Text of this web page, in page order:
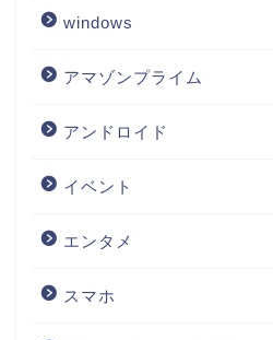
windows
アマゾンプライム
アンドロイド
イベント
エンタメ
スマホ